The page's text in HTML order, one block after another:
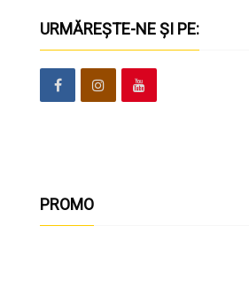
URMĂREȘTE-NE ȘI PE:
PROMO